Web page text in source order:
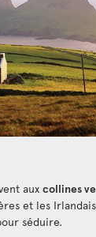
aux collines
et les
séduire.